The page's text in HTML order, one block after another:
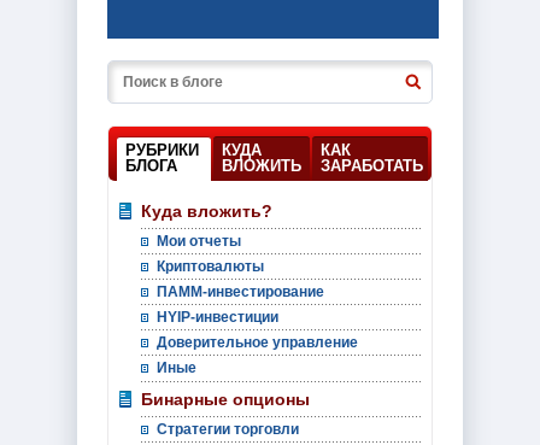
РУБРИКИ
БЛОГА
КУДА
ВЛОЖИТЬ
КАК
ЗАРАБОТАТЬ
Куда вложить?
Мои отчеты
Криптовалюты
ПАММ-инвестирование
HYIP-инвестиции
Доверительное управление
Иные
Бинарные опционы
Стратегии торговли